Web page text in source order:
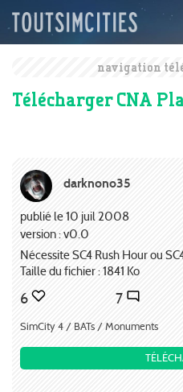
navigation
Télécharger CNA
darknono35
publié le 10 juil 2008
version : v0.0
Nécessite SC4 Rush Hour ou
Taille du fichier : 1841 Ko
6 7
SimCity 4 / BATs / Monuments